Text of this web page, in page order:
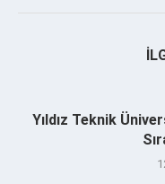
Yıldız Teknik